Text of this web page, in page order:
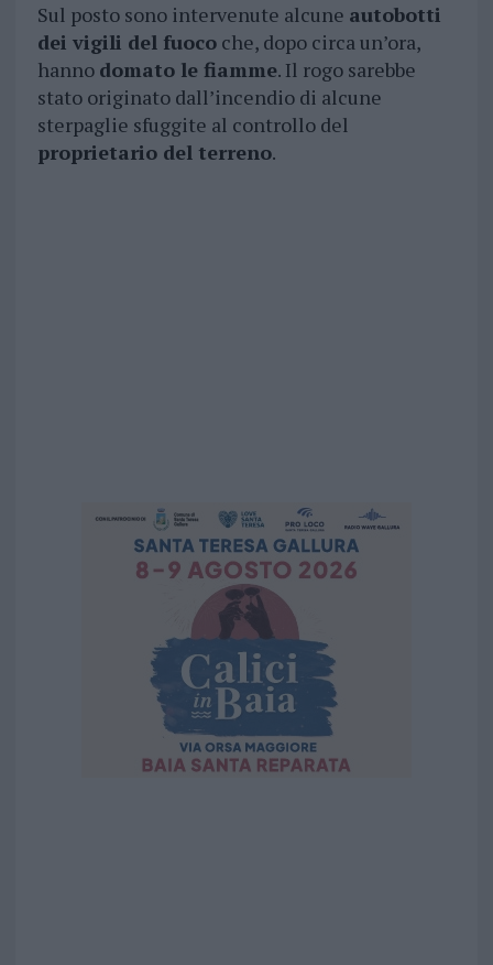
Sul posto sono intervenute alcune autobotti
dei vigili del fuocoche, dopo circa un’ora,
hanno domato le fiamme. Il rogo sarebbe
stato originato dall’incendio di alcune
sterpaglie sfuggite al controllo del
proprietario del terreno.